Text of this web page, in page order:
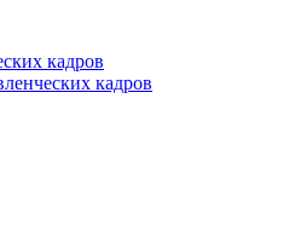
кадров
кадров